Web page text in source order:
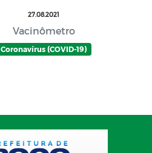
27.08.2021
Vacinômetro
Coronavírus (COVID-19)